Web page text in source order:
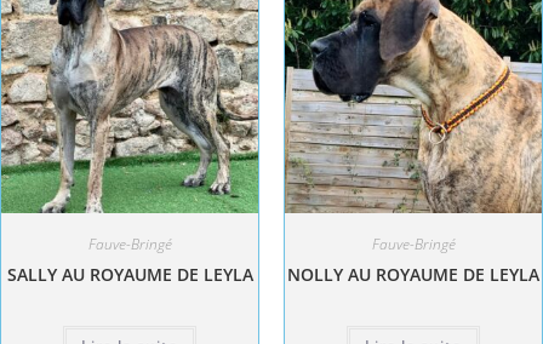
Fauve-Bringé
SALLY AU ROYAUME DE LEYLA
Fauve-Bringé
NOLLY AU ROYAUME DE LEYLA